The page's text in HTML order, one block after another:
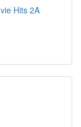
Hits 2A